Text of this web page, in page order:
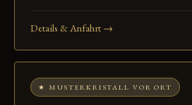
Details & Anfahrt →
★ MUSTERKRISTALL VOR ORT